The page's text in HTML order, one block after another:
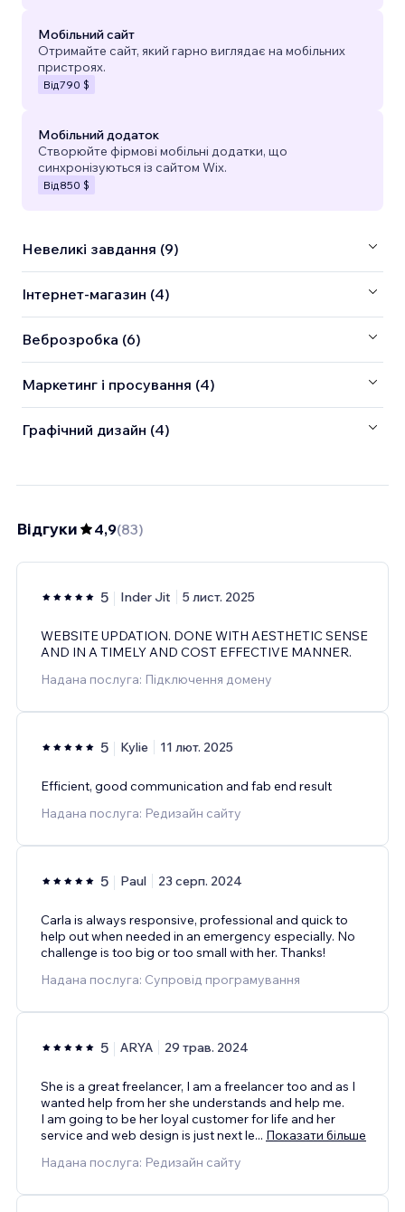
Мобільний сайт
Отримайте сайт, який гарно виглядає на мобільних
пристроях.
Від790 $
Мобільний додаток
Створюйте фірмові мобільні додатки, що
синхронізуються із сайтом Wix.
Від 850 $
Невеликі завдання (9)
Інтернет-магазин (4)
Веброзробка (6)
Маркетинг і просування (4)
Графічний дизайн (4)
Відгуки 4,9(83)
5 Inder Jit 5 лист. 2025
WEBSITE UPDATION. DONE WITH AESTHETIC SENSE
AND IN A TIMELY AND COST EFFECTIVE MANNER.
Надана послуга: Підключення домену
5 Kylie 11 лют. 2025
Efficient, good communication and fab end result
Надана послуга: Редизайн сайту
5 Paul 23 серп. 2024
Carla is always responsive, professional and quick to
help out when needed in an emergency especially. No
challenge is too big or too small with her. Thanks!
Надана послуга: Супровід програмування
5 ARYA 29 трав. 2024
She is a great freelancer, I am a freelancer too and as I
wanted help from her she understands and help me.
I am going to be her loyal customer for life and her
service and web design is just next le... Показати більше
Надана послуга: Редизайн сайту